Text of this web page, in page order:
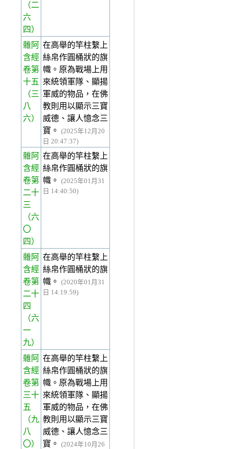
（二
六
四）
雜阿
含經
卷第
十五
（三
八
六）
在高舉的竿柱繫上
絲帛作圓桶狀的旗
幟。原為戰場上用
來統領軍隊、顯揚
軍威的物品，在佛
教則用以顯示三寶
威德、讓人憶念三
寶。
(2025年12月20
日 20:47:37)
雜阿
含經
卷第
二十
三
（六
〇
四）
在高舉的竿柱繫上
絲帛作圓桶狀的旗
幟。
(2025年01月31
日 14:40:50)
雜阿
含經
卷第
二十
四
（六
一
九）
在高舉的竿柱繫上
絲帛作圓桶狀的旗
幟。
(2020年01月31
日 14:19:59)
雜阿
含經
卷第
三十
五
（九
八
〇）
在高舉的竿柱繫上
絲帛作圓桶狀的旗
幟。原為戰場上用
來統領軍隊、顯揚
軍威的物品，在佛
教則用以顯示三寶
威德、讓人憶念三
寶。
(2024年10月26